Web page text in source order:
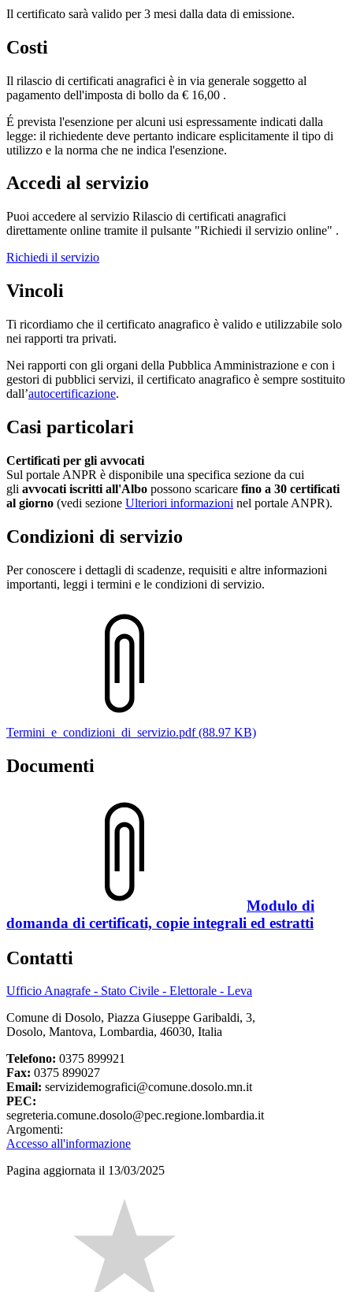
Il certificato sarà valido per 3 mesi dalla data di emissione.
Costi
Il rilascio di certificati anagrafici è in via generale soggetto al
pagamento dell'imposta di bollo da € 16,00 .
É prevista l'esenzione per alcuni usi espressamente indicati dalla
legge: il richiedente deve pertanto indicare esplicitamente il tipo di
utilizzo e la norma che ne indica l'esenzione.
Accedi al servizio
Puoi accedere al servizio Rilascio di certificati anagrafici
direttamente online tramite il pulsante "Richiedi il servizio online" .
Richiedi il servizio
Vincoli
Ti ricordiamo che il certificato anagrafico è valido e utilizzabile solo
nei rapporti tra privati.
Nei rapporti con gli organi della Pubblica Amministrazione e con i
gestori di pubblici servizi, il certificato anagrafico è sempre sostituito
dall’autocertificazione.
Casi particolari
Certificati per gli avvocati
Sul portale ANPR è disponibile una specifica sezione da cui
gli avvocati iscritti all'Albo possono scaricare fino a 30 certificati
al giorno (vedi sezione Ulteriori informazioni nel portale ANPR).
Condizioni di servizio
Per conoscere i dettagli di scadenze, requisiti e altre informazioni
importanti, leggi i termini e le condizioni di servizio.
Termini_e_condizioni_di_servizio.pdf (88.97 KB)
Documenti
Modulo di
domanda di certificati, copie integrali ed estratti
Contatti
Ufficio Anagrafe - Stato Civile - Elettorale - Leva
Comune di Dosolo, Piazza Giuseppe Garibaldi, 3,
Dosolo, Mantova, Lombardia, 46030, Italia
Telefono: 0375 899921
Fax: 0375 899027
Email: servizidemografici@comune.dosolo.mn.it
PEC:
segreteria.comune.dosolo@pec.regione.lombardia.it
Argomenti:
Accesso all'informazione
Pagina aggiornata il 13/03/2025